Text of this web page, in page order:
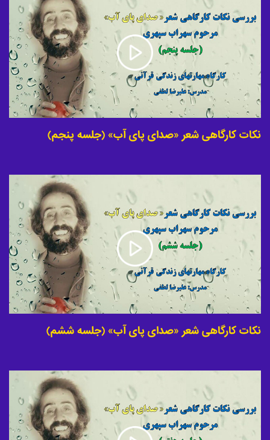
نکات کارگاهی شعر «صدای پای آب» (جلسه پنجم)
نکات کارگاهی شعر «صدای پای آب» (جلسه ششم)